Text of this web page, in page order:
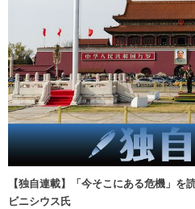
【独自連載】「今そこにある危機」
ビニシウス氏